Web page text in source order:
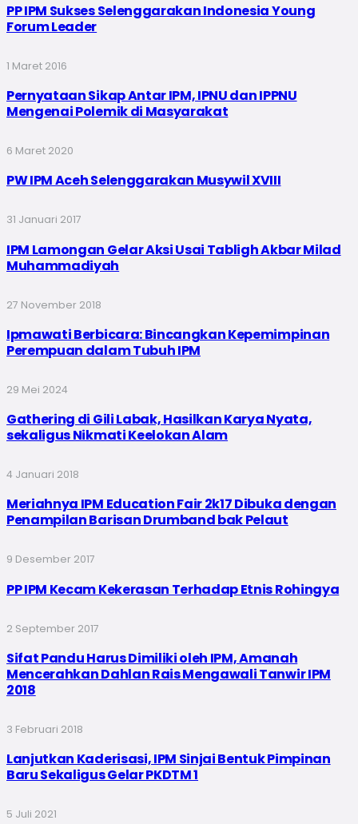
PP IPM Sukses Selenggarakan Indonesia Young
Forum Leader
1 Maret 2016
Pernyataan Sikap Antar IPM, IPNU dan IPPNU
Mengenai Polemik di Masyarakat
6 Maret 2020
PW IPM Aceh Selenggarakan Musywil XVIII
31 Januari 2017
IPM Lamongan Gelar Aksi Usai Tabligh Akbar Milad
Muhammadiyah
27 November 2018
Ipmawati Berbicara: Bincangkan Kepemimpinan
Perempuan dalam Tubuh IPM
29 Mei 2024
Gathering di Gili Labak, Hasilkan Karya Nyata,
sekaligus Nikmati Keelokan Alam
4 Januari 2018
Meriahnya IPM Education Fair 2k17 Dibuka dengan
Penampilan Barisan Drumband bak Pelaut
9 Desember 2017
PP IPM Kecam Kekerasan Terhadap Etnis Rohingya
2 September 2017
Sifat Pandu Harus Dimiliki oleh IPM, Amanah
Mencerahkan Dahlan Rais Mengawali Tanwir IPM
2018
3 Februari 2018
Lanjutkan Kaderisasi, IPM Sinjai Bentuk Pimpinan
Baru Sekaligus Gelar PKDTM 1
5 Juli 2021